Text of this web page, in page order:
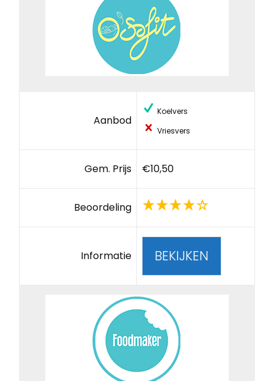
Aanbod
Koelvers
Vriesvers
Gem. Prijs €10,50
Beoordeling
Informatie BEKIJKEN